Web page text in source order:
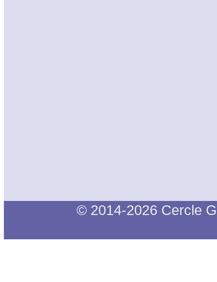
© 2014-2026 Cercle